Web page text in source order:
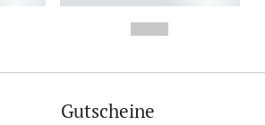
Gutscheine